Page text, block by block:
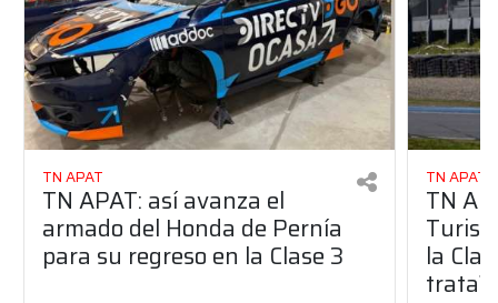
TN APAT
TN APAT: así avanza el
armado del Honda de Pernía
para su regreso en la Clase 3
TN APAT
TN
la
trata?